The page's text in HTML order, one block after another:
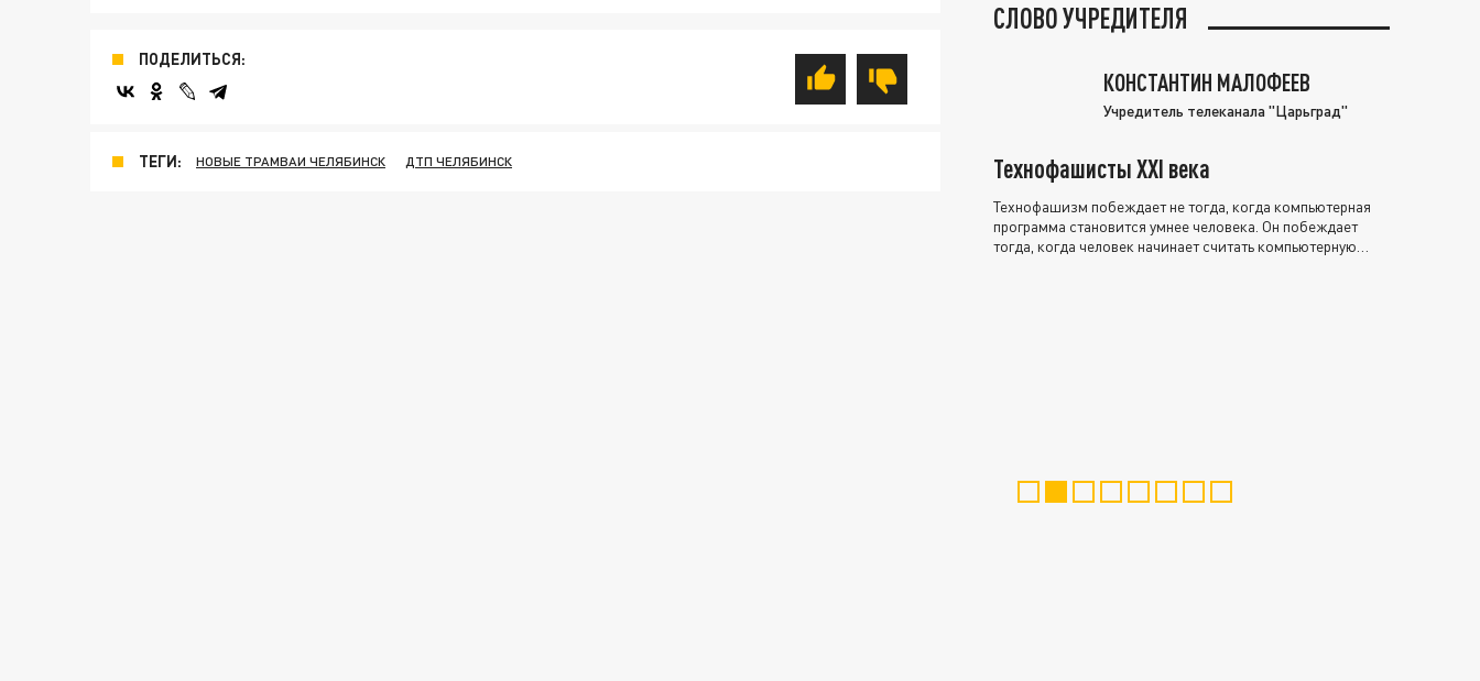
ПОДЕЛИТЬСЯ:
ТЕГИ: НОВЫЕ ТРАМВАИ ЧЕЛЯБИНСК ДТП ЧЕЛЯБИНСК
СЛОВО УЧРЕДИТЕЛЯ
КОНСТАНТИН МАЛОФЕЕВ
Учредитель телеканала "Царьград"
Технофашисты XXI века
Технофашизм побеждает не тогда, когда компьютерная
программа становится умнее человека. Он побеждает
тогда, когда человек начинает считать компьютерную